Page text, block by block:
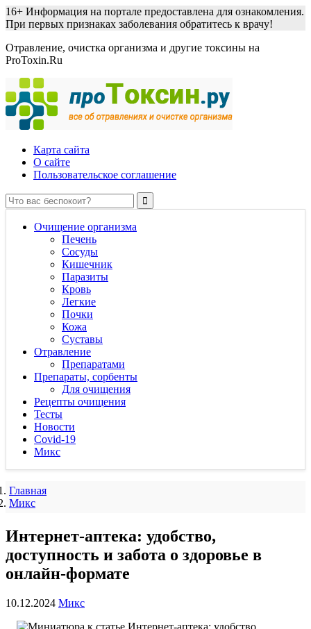
16+ Информация на портале предоставлена для ознакомления.
При первых признаках заболевания обратитесь к врачу!
Отравление, очистка организма и другие токсины на
ProToxin.Ru
Карта сайта
О сайте
Пользовательское соглашение
Очищение организма
Печень
Сосуды
Кишечник
Паразиты
Кровь
Легкие
Почки
Кожа
Суставы
Отравление
Препаратами
Препараты, сорбенты
Для очищения
Рецепты очищения
Тесты
Новости
Covid-19
Микс
Главная
Микс
Интернет-аптека: удобство,
доступность и забота о здоровье в
онлайн-формате
10.12.2024 Микс